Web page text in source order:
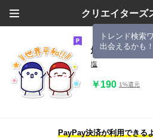
クリエイターズ
トレンド検索
出会えるかも！
塩と胡椒
塩
￥190 1%還元
PayPay決済が利用できる